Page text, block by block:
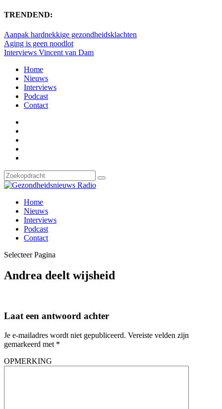
TRENDEND:
Aanpak hardnekkige gezondheidsklachten
Aging is geen noodlot
Interviews Vincent van Dam
Home
Nieuws
Interviews
Podcast
Contact
Home
Nieuws
Interviews
Podcast
Contact
Selecteer Pagina
Andrea deelt wijsheid
Laat een antwoord achter
Je e-mailadres wordt niet gepubliceerd. Vereiste velden zijn
gemarkeerd met *
OPMERKING